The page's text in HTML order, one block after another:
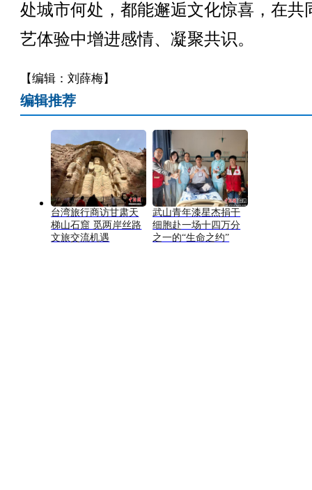
处城市何处，都能邂逅文化惊喜，在共
艺体验中增进感情、凝聚共识。
【编辑：刘薛梅】
编辑推荐
台湾旅行商访甘肃天
梯山石窟 觅两岸丝路
文旅交流机遇
武山青年漆星杰捐干
细胞赴一场十四万分
之一的“生命之约”